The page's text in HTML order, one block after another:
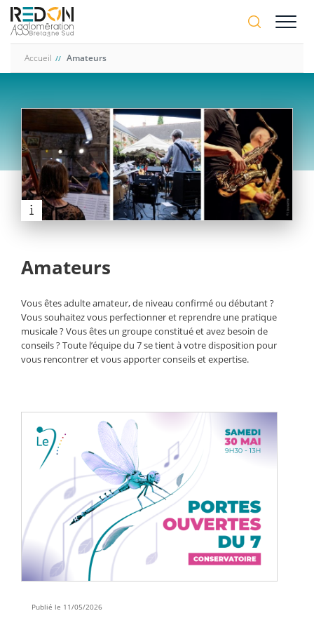
Aller
contenu
Accueil Amateurs
Amateurs
Vous êtes adulte amateur, de niveau confirmé ou débutant ?
Vous souhaitez vous perfectionner et reprendre une pratique
musicale ? Vous êtes un groupe constitué et avez besoin de
conseils ? Toute l’équipe du 7 se tient à votre disposition pour
vous rencontrer et vous apporter conseils et expertise.
Publié le 11/05/2026